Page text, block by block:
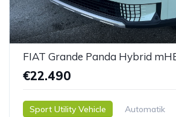
€22.490
Sport Utility Vehicle Automatik